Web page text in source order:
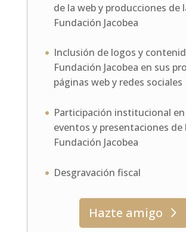
de la web y producciones de
Fundación Jacobea
Inclusión de logos y
Fundación Jacobea en sus
páginas web y redes sociales
Participación institucional en
eventos y presentaciones de
Fundación Jacobea
Desgravación fiscal
Hazte amigo